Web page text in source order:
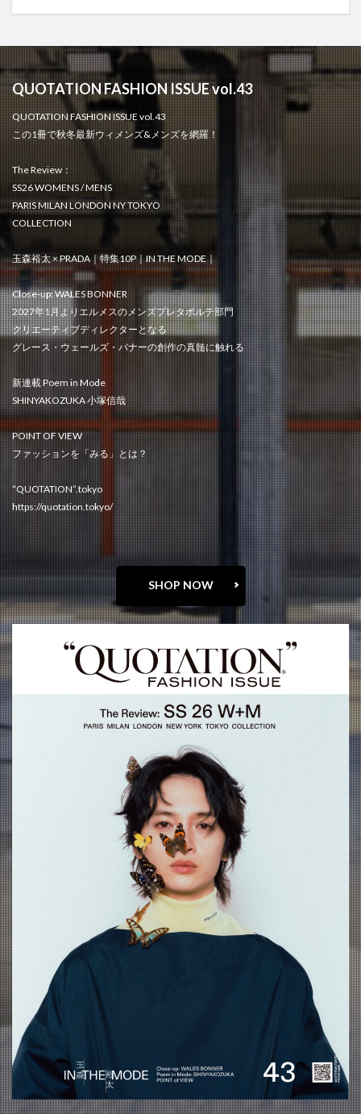
QUOTATION FASHION ISSUE vol.43
QUOTATION FASHION ISSUE vol.43
この1冊で秋冬最新ウィメンズ&メンズを網羅！
The Review：
SS26 WOMENS / MENS
PARIS MILAN LONDON NY TOKYO
COLLECTION
玉森裕太 × PRADA｜特集10P｜IN THE MODE｜
Close-up: WALES BONNER
2027年1月よりエルメスのメンズプレタポルテ部門
クリエーティブディレクターとなる
グレース・ウェールズ・バナーの創作の真髄に触れる
新連載 Poem in Mode
SHINYAKOZUKA 小塚信哉
POINT OF VIEW
ファッションを「みる」とは？
“QUOTATION”.tokyo
https://quotation.tokyo/
SHOP NOW